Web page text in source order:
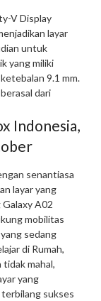
V Display
layar
untuk
yang miliki
9.1 mm.
dari
Indonesia,
senantiasa
layar yang
Galaxy A02
mobilitas
sedang
di Rumah,
tidak mahal,
yang
sukses